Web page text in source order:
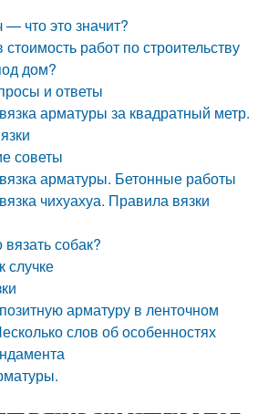
что это значит?
стоимость работ по строительству
дом?
и ответы
арматуры за квадратный метр.
советы
арматуры. Бетонные работы
чихуахуа. Правила вязки
собак?
случке
арматуру в ленточном
слов об особенностях